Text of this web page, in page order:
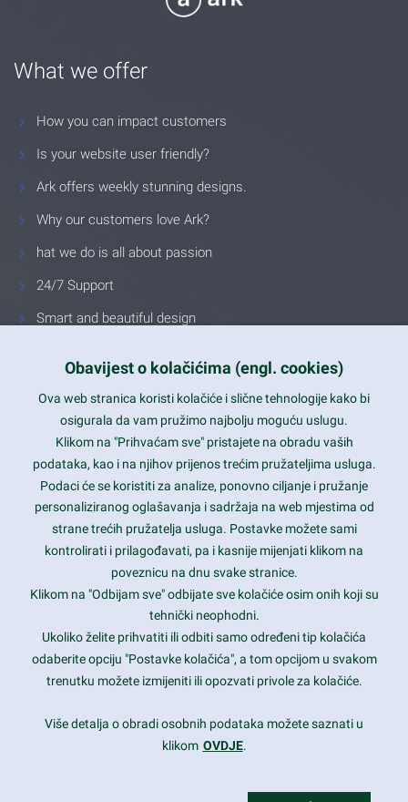
What we offer
How you can impact customers
Is your website user friendly?
Ark offers weekly stunning designs.
Why our customers love Ark?
hat we do is all about passion
24/7 Support
Smart and beautiful design
Latest trends and much more...
Contact Info
1600 Amphitheatre Parkway, Mountain View, CA 94043
prothemes.net@gmail.com
Daily: 9:00 am - 6:00 pm
Sunday: Closed
Copyright 2017FRESHFACE© All Rights Reserved
Obavijest o kolačićima (engl. cookies)
Ova web stranica koristi kolačiće i slične tehnologije kako bi
osigurala da vam pružimo najbolju moguću uslugu.
Klikom na "Prihvaćam sve" pristajete na obradu vaših
podataka, kao i na njihov prijenos trećim pružateljima usluga.
Podaci će se koristiti za analize, ponovno ciljanje i pružanje
personaliziranog oglašavanja i sadržaja na web mjestima od
strane trećih pružatelja usluga. Postavke možete sami
kontrolirati i prilagođavati, pa i kasnije mijenjati klikom na
poveznicu na dnu svake stranice.
Klikom na "Odbijam sve" odbijate sve kolačiće osim onih koji su
tehnički neophodni.
Ukoliko želite prihvatiti ili odbiti samo određeni tip kolačića
odaberite opciju "Postavke kolačića", a tom opcijom u svakom
trenutku možete izmijeniti ili opozvati privole za kolačiće.
Više detalja o obradi osobnih podataka možete saznati u
klikom OVDJE.